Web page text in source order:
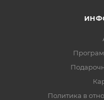
Политика в